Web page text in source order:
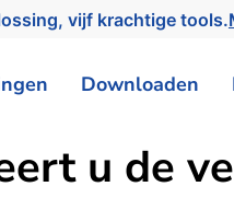
vijf krachtige tools.
Downloaden
u de